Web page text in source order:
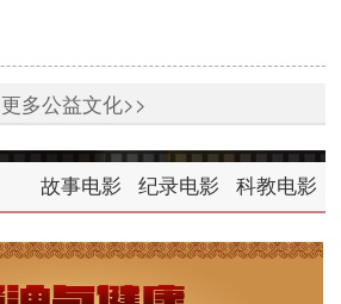
更多公益文化>>
故事电影 纪录电影 科教电影